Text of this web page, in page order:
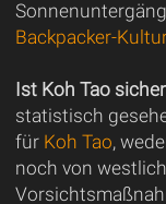
Backpacker-Kultur
Ist Koh Tao
statistisch
für Koh Tao,
noch von